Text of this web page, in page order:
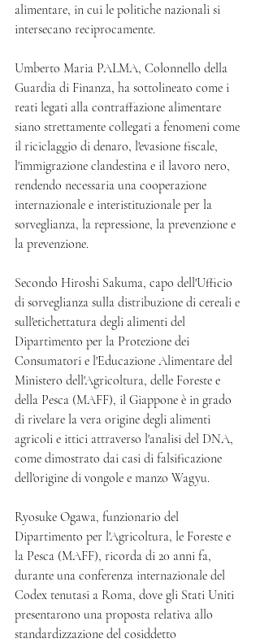
alimentare, in cui le politiche nazionali si
intersecano reciprocamente.
Umberto Maria PALMA, Colonnello della
Guardia di Finanza, ha sottolineato come i
reati legati alla contraffazione alimentare
siano strettamente collegati a fenomeni come
il riciclaggio di denaro, l'evasione fiscale,
l'immigrazione clandestina e il lavoro nero,
rendendo necessaria una cooperazione
internazionale e interistituzionale per la
sorveglianza, la repressione, la prevenzione e
la prevenzione.
Secondo Hiroshi Sakuma, capo dell'Ufficio
di sorveglianza sulla distribuzione di cereali e
sull'etichettatura degli alimenti del
Dipartimento per la Protezione dei
Consumatori e l'Educazione Alimentare del
Ministero dell'Agricoltura, delle Foreste e
della Pesca (MAFF), il Giappone è in grado
di rivelare la vera origine degli alimenti
agricoli e ittici attraverso l'analisi del DNA,
come dimostrato dai casi di falsificazione
dell'origine di vongole e manzo Wagyu.
Ryosuke Ogawa, funzionario del
Dipartimento per l'Agricoltura, le Foreste e
la Pesca (MAFF), ricorda di 20 anni fa,
durante una conferenza internazionale del
Codex tenutasi a Roma, dove gli Stati Uniti
presentarono una proposta relativa allo
standardizzazione del cosiddetto